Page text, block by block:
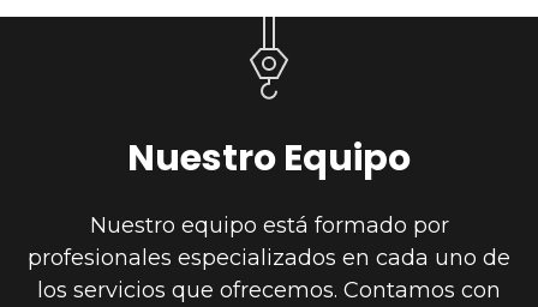
Nuestro Equipo
Nuestro equipo está formado por
profesionales especializados en cada uno de
los servicios que ofrecemos. Contamos con